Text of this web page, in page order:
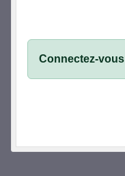
Connectez-vous